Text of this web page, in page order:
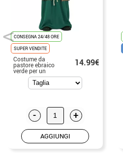
CONSEGNA 24/48 ORE
SUPER VENDITE
Costume da
pastore ebraico
verde per un
ragazzo
14.99€
- +
AGGIUNGI